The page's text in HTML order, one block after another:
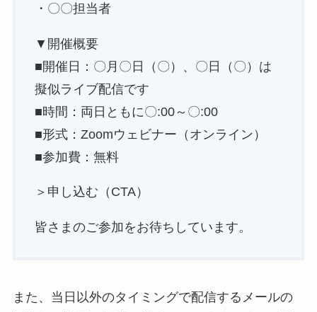
・〇〇担当者
▼開催概要
■開催日：〇月〇日（〇）、〇日（〇）は
擬似ライブ配信です
■時間：両日ともに〇:00～〇:00
■形式：Zoomウェビナー（オンライン）
■参加費：無料
＞申し込む（CTA）
皆さまのご参加をお待ちしています。
また、当日以外のタイミングで配信するメールの